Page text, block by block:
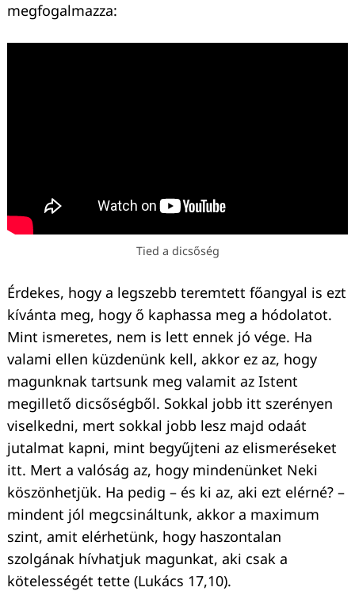
megfogalmazza:
Tied a dicsőség
Érdekes, hogy a legszebb teremtett főangyal is ezt
kívánta meg, hogy ő kaphassa meg a hódolatot.
Mint ismeretes, nem is lett ennek jó vége. Ha
valami ellen küzdenünk kell, akkor ez az, hogy
magunknak tartsunk meg valamit az Istent
megillető dicsőségből. Sokkal jobb itt szerényen
viselkedni, mert sokkal jobb lesz majd odaát
jutalmat kapni, mint begyűjteni az elismeréseket
itt. Mert a valóság az, hogy mindenünket Neki
köszönhetjük. Ha pedig – és ki az, aki ezt elérné? –
mindent jól megcsináltunk, akkor a maximum
szint, amit elérhetünk, hogy haszontalan
szolgának hívhatjuk magunkat, aki csak a
kötelességét tette (Lukács 17,10).
Keresés: